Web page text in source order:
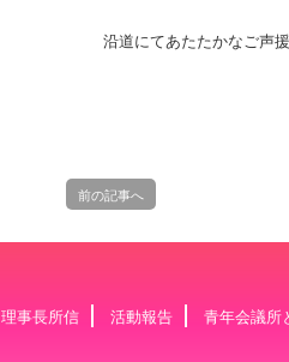
沿道にてあたたかなご声
前の記事へ
理事長所信 活動報告 青年会議所